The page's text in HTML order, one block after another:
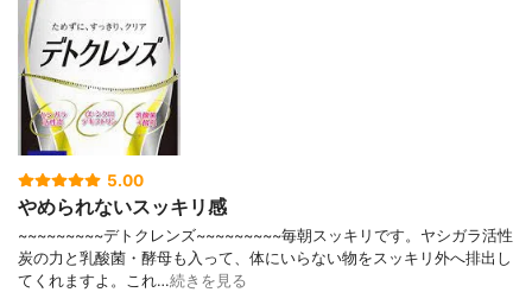
5.00
やめられないスッキリ感
~~~~~~~~~デトクレンズ~~~~~~~~~毎朝スッキリです。ヤシガラ活性
炭の力と乳酸菌・酵母も入って、体にいらない物をスッキリ外へ排出し
てくれますよ。これ…続きを見る